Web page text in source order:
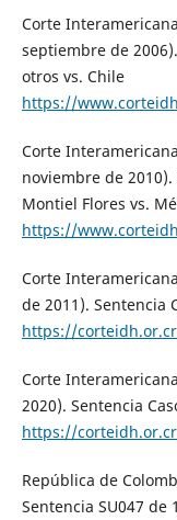
Corte
septiembre de
otros vs. Chile
https://
Corte
noviembre de
Montiel Flores vs.
https://
Corte
de 2011). Sentencia
https://
Corte
2020). Sentencia
https://
República de
Sentencia SU047 de